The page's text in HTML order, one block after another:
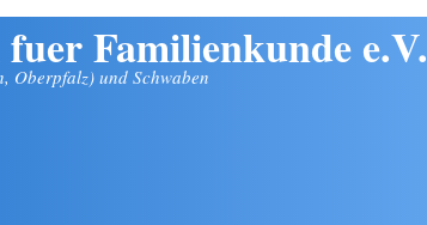
Familienkunde e.V.
Oberpfalz) und Schwaben